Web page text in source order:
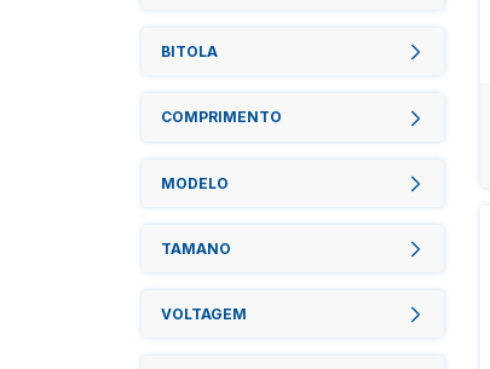
BITOLA
COMPRIMENTO
MODELO
TAMANO
VOLTAGEM